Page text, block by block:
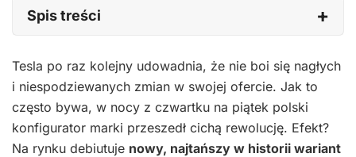
Spis treści
Tesla po raz kolejny udowadnia, że nie boi się nagłych
i niespodziewanych zmian w swojej ofercie. Jak to
często bywa, w nocy z czwartku na piątek polski
konfigurator marki przeszedł cichą rewolucję. Efekt?
Na rynku debiutuje nowy, najtańszy w historii wariant